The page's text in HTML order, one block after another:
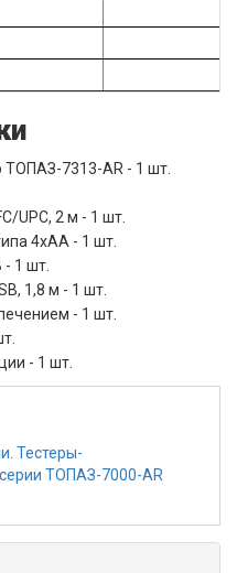
ТОПАЗ-7313-АR - 1 шт.
UPC, 2 м - 1 шт.
4хАА - 1 шт.
- 1 шт.
1,8 м - 1 шт.
- 1 шт.
- 1 шт.
Тестеры-
ТОПАЗ-7000-AR